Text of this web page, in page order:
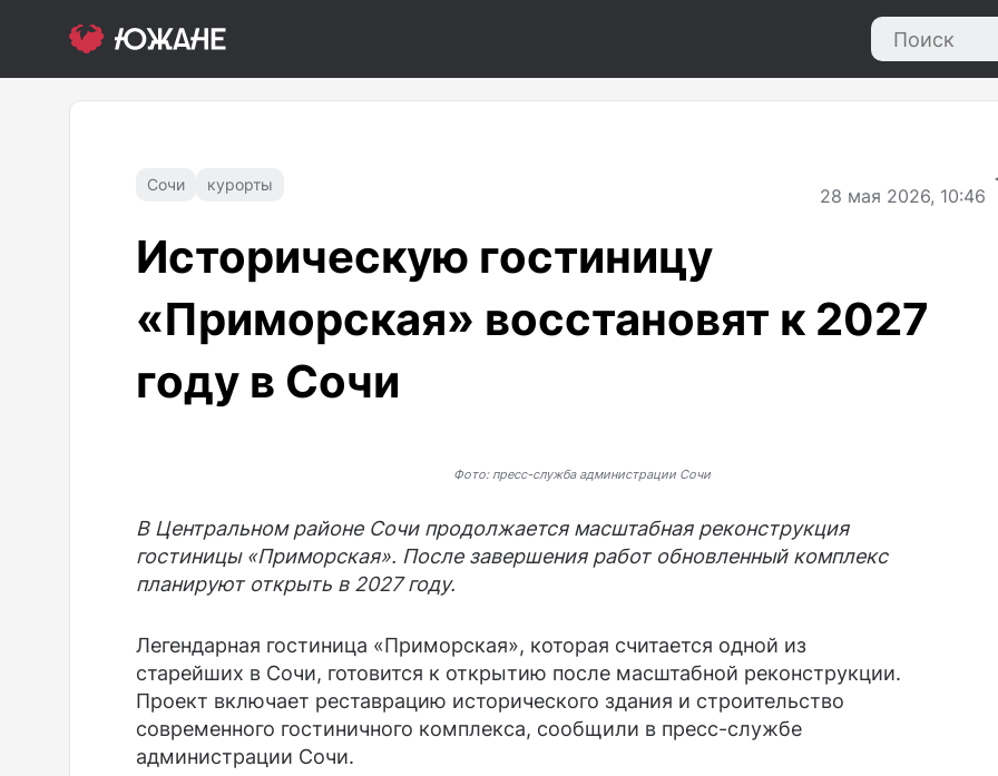
Сочи курорты
28 мая 2026, 10:46
Историческую гостиницу
«Приморская» восстановят к 2027
году в Сочи
Фото: пресс-служба администрации Сочи
В Центральном районе Сочи продолжается масштабная реконструкция
гостиницы «Приморская». После завершения работ обновленный комплекс
планируют открыть в 2027 году.
Легендарная гостиница «Приморская», которая считается одной из
старейших в Сочи, готовится к открытию после масштабной реконструкции.
Проект включает реставрацию исторического здания и строительство
современного гостиничного комплекса, сообщили в пресс-службе
администрации Сочи.